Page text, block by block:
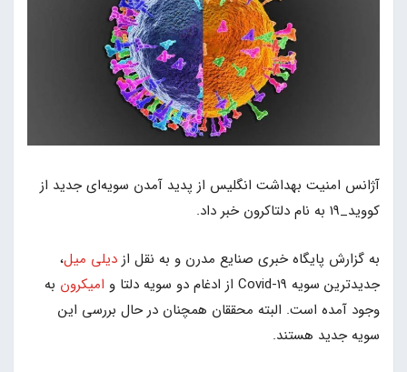
آژانس امنیت بهداشت انگلیس از پدید آمدن سویه‌ای جدید از
کووید_19 به نام دلتاکرون خبر داد.
به گزارش پایگاه خبری صنایع مدرن و به نقل از دیلی میل،
جدیدترین سویه Covid-19 از ادغام دو سویه دلتا و
امیکرون به
وجود آمده است. البته محققان همچنان در حال بررسی این
سویه جدید هستند.